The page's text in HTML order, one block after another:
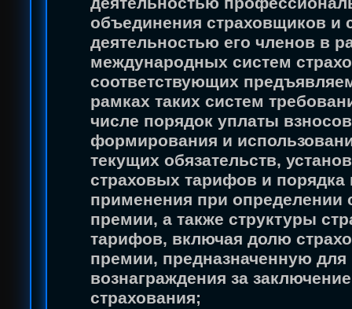
объединения страховщиков и
деятельностью его членов в
международных систем
соответствующих
рамках таких систем
числе порядок уплаты
формирования и
текущих обязательств,
страховых тарифов и порядка
применения при определении
премии, а также структуры
тарифов, включая долю
премии, предназначенную для
вознаграждения за
страхования;